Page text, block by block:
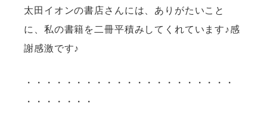
太田イオンの書店さんには、ありがたいこと
に、私の書籍を二冊平積みしてくれています♪感
謝感激です♪
・・・・・・・・・・・・・・・・・・・・・
・・・・・・・